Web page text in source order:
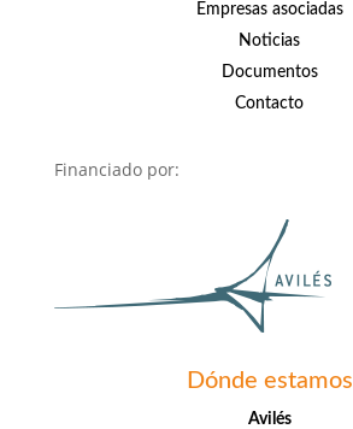
Empresas asociadas
Noticias
Documentos
Contacto
Financiado por:
Dónde estamos
Avilés